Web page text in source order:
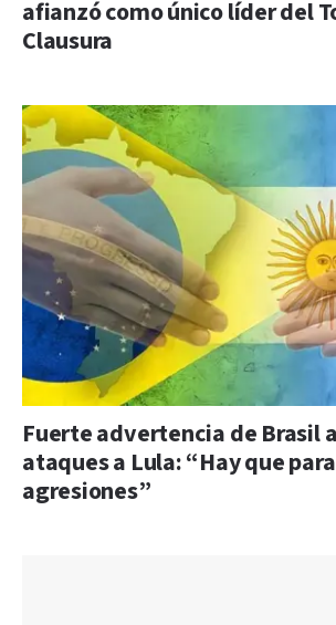
afianzó como único líder del
Clausura
Fuerte advertencia de Brasil
ataques a Lula: “Hay que
agresiones”